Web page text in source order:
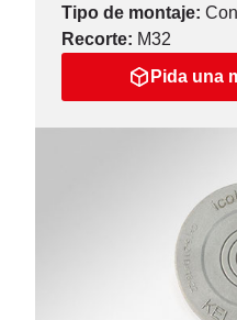
Tipo de montaje:
Recorte: M32
Pida una